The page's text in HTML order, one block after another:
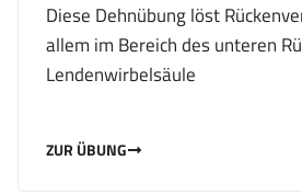
Diese Dehnübung löst
allem im Bereich des unteren
Lendenwirbelsäule
ZUR ÜBUNG